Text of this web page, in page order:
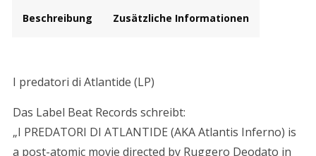
Beschreibung Zusätzliche Informationen
Beschreibung
I predatori di Atlantide (LP)
Das Label Beat Records schreibt:
„I PREDATORI DI ATLANTIDE (AKA Atlantis Inferno) is
a post-atomic movie directed by Ruggero Deodato in